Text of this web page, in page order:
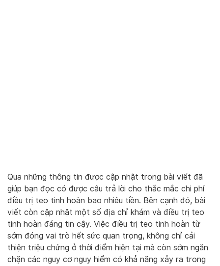
Qua những thông tin được cập nhật trong bài viết đã
giúp bạn đọc có được câu trả lời cho thắc mắc chi phí
điều trị teo tinh hoàn bao nhiêu tiền. Bên cạnh đó, bài
viết còn cập nhật một số địa chỉ khám và điều trị teo
tinh hoàn đáng tin cậy. Việc điều trị teo tinh hoàn từ
sớm đóng vai trò hết sức quan trọng, không chỉ cải
thiện triệu chứng ở thời điểm hiện tại mà còn sớm ngăn
chặn các nguy cơ nguy hiểm có khả năng xảy ra trong